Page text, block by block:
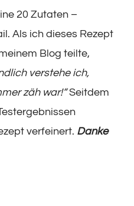
20 Zutaten –
Als ich dieses Rezept
Blog teilte,
verstehe ich,
zäh war!“Seitdem
verfeinert. Danke